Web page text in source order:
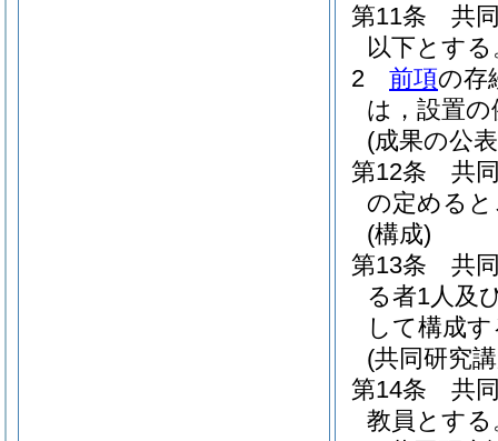
第11条
共
以下とする
2
前項の存
は，設置
(成果の公
第12条
共
の定める
(構成)
第13条
共
る者1人及
して構成
(共同研究
第14条
共
教員とする